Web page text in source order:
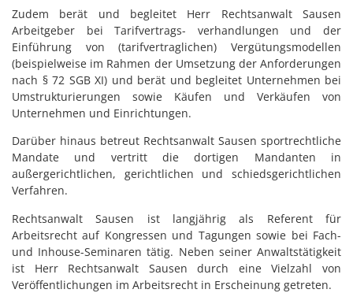
Zudem berät und begleitet Herr Rechtsanwalt Sausen
Arbeitgeber bei Tarifvertrags- verhandlungen und der
Einführung von (tarifvertraglichen) Vergütungsmodellen
(beispielweise im Rahmen der Umsetzung der Anforderungen
nach § 72 SGB XI) und berät und begleitet Unternehmen bei
Umstrukturierungen sowie Käufen und Verkäufen von
Unternehmen und Einrichtungen.
Darüber hinaus betreut Rechtsanwalt Sausen sportrechtliche
Mandate und vertritt die dortigen Mandanten in
außergerichtlichen, gerichtlichen und schiedsgerichtlichen
Verfahren.
Rechtsanwalt Sausen ist langjährig als Referent für
Arbeitsrecht auf Kongressen und Tagungen sowie bei Fach-
und Inhouse-Seminaren tätig. Neben seiner Anwaltstätigkeit
ist Herr Rechtsanwalt Sausen durch eine Vielzahl von
Veröffentlichungen im Arbeitsrecht in Erscheinung getreten.